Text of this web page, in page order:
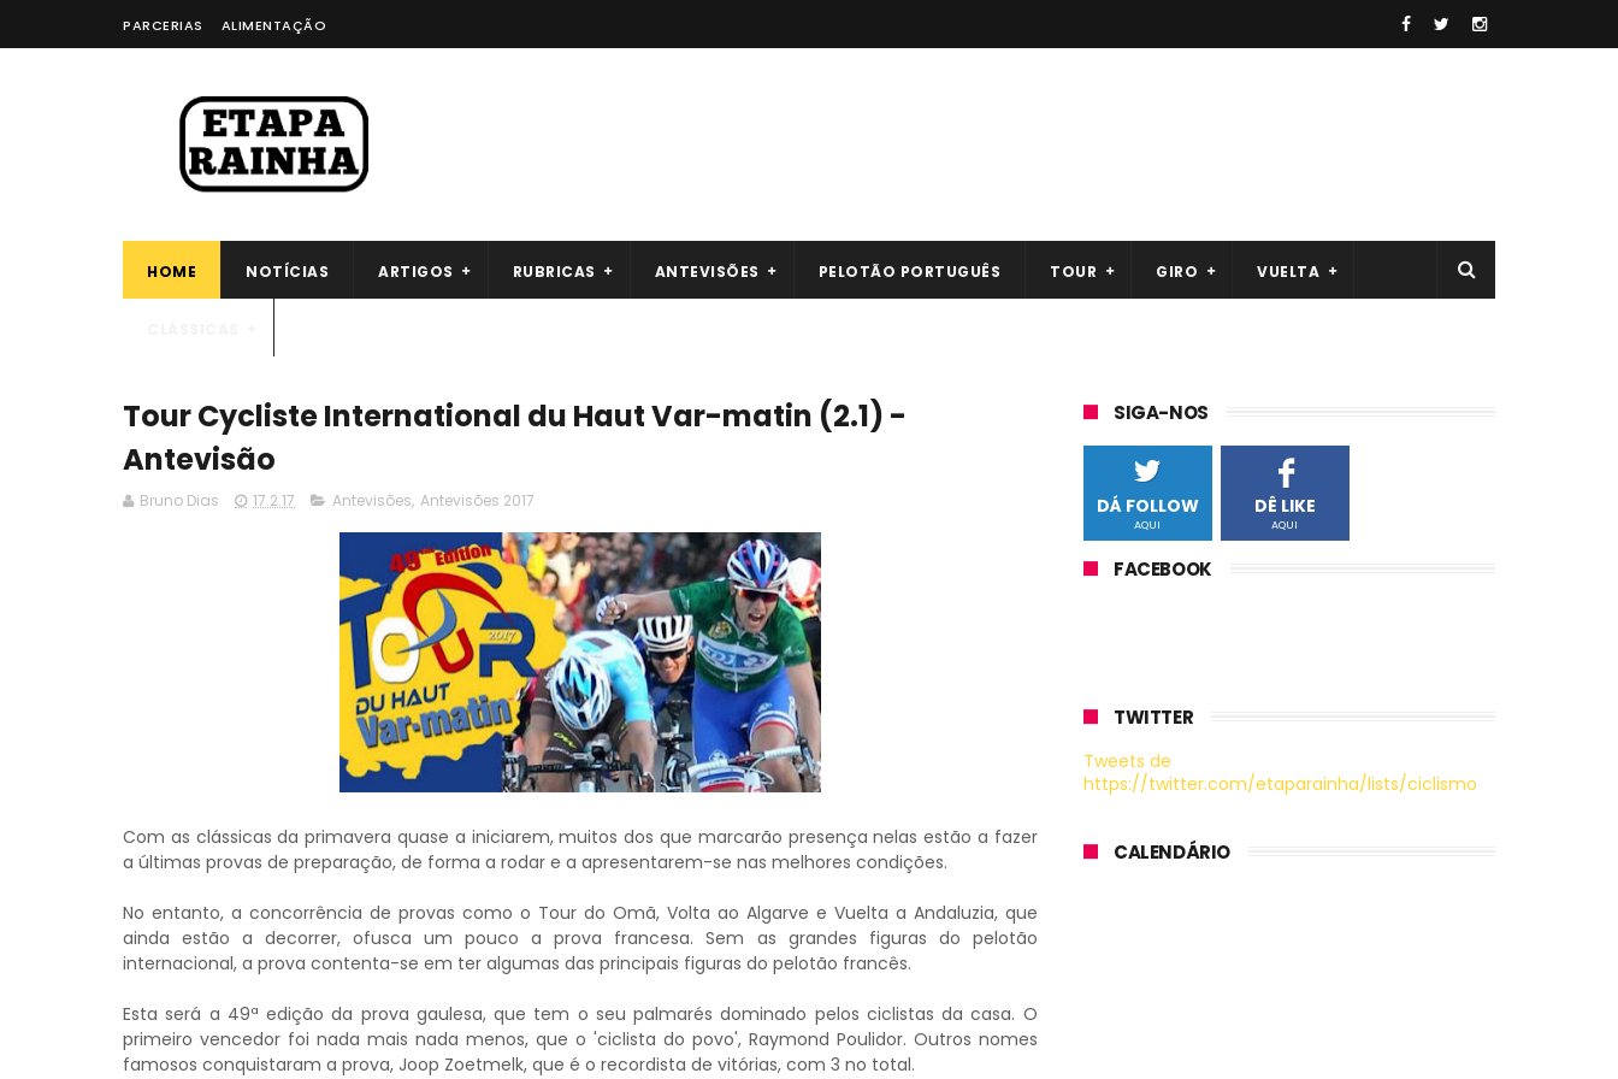
PARCERIAS ALIMENTAÇÃO
HOME NOTÍCIAS ARTIGOS RUBRICAS ANTEVISÕES PELOTÃO PORTUGUÊS TOUR GIRO VUELTA
Tour Cycliste International du Haut Var-matin (2.1) -
Antevisão
Bruno Dias 17.2.17 Antevisões, Antevisões 2017
Com as clássicas da primavera quase a iniciarem, muitos dos que marcarão presença nelas estão a fazer
a últimas provas de preparação, de forma a rodar e a apresentarem-se nas melhores condições.
No entanto, a concorrência de provas como o Tour do Omã, Volta ao Algarve e Vuelta a Andaluzia, que
ainda estão a decorrer, ofusca um pouco a prova francesa. Sem as grandes figuras do pelotão
internacional, a prova contenta-se em ter algumas das principais figuras do pelotão francês.
Esta será a 49ª edição da prova gaulesa, que tem o seu palmarés dominado pelos ciclistas da casa. O
primeiro vencedor foi nada mais nada menos, que o 'ciclista do povo', Raymond Poulidor. Outros nomes
famosos conquistaram a prova, Joop Zoetmelk, que é o recordista de vitórias, com 3 no total.
SIGA-NOS
DÁ FOLLOW
AQUI
DÊ LIKE
AQUI
FACEBOOK
TWITTER
Tweets de
https://twitter.com/etaparainha/lists/ciclismo
CALENDÁRIO